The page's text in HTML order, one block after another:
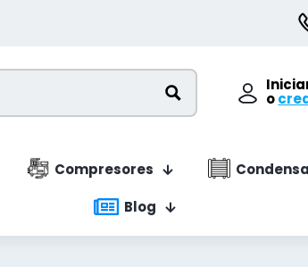
o
Compresores
Blog